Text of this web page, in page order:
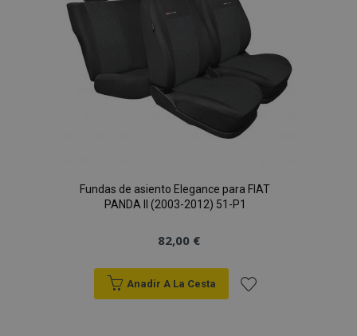
Deseos
Fundas de asiento Elegance para FIAT
PANDA II (2003-2012) 51-P1
82,00 €
Anadir A La Cesta